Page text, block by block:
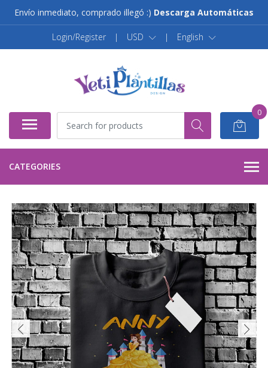
Envío inmediato, comprado illegó :) Descarga Automáticas
Login/Register | USD | English
0
CATEGORIES